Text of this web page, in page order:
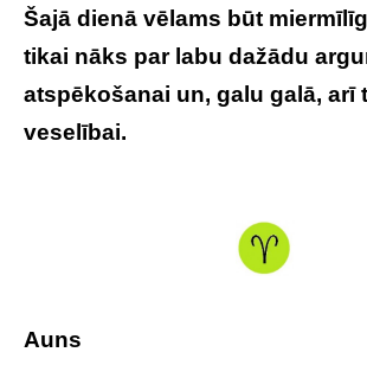
Šajā dienā vēlams būt
tikai nāks par labu dažādu
atspēkošanai un, galu galā, arī
veselībai.
Auns